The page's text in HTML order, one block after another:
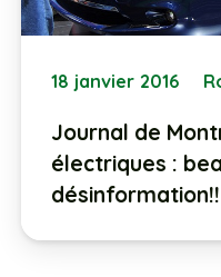
18 janvier 2016
Journal de
électriques :
désinformation!!